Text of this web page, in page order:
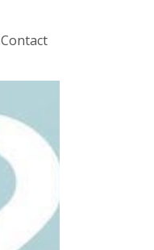
Contact